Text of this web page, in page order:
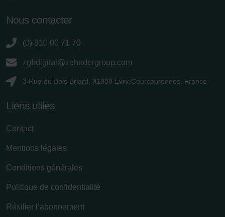
Nous contacter
(0) 810 00 71 70
zgfrdigital@zehndergroup.com
3 Rue du Bois Briard, 91080 Évry-Courcouronnes, France
Liens utiles
Contact
Mentions légales
Conditions générales
Politique de confidentialité
Résilier l’abonnement